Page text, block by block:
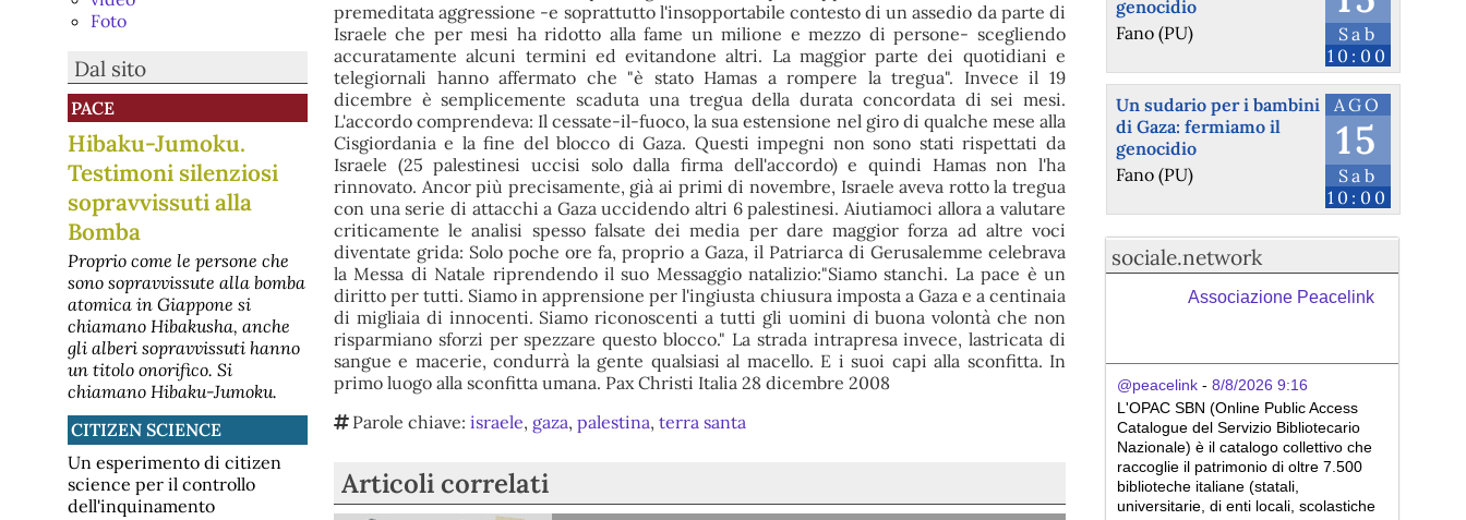
Foto
Dal sito
PACE
Hibaku-Jumoku.
Testimoni silenziosi
sopravvissuti alla
Bomba
Proprio come le persone che
sono sopravvissute alla bomba
atomica in Giappone si
chiamano Hibakusha, anche
gli alberi sopravvissuti hanno
un titolo onorifico. Si
chiamano Hibaku-Jumoku.
CITIZEN SCIENCE
Un esperimento di citizen
science per il controllo
dell'inquinamento
premeditata aggressione -e soprattutto l'insopportabile contesto di un assedio da parte di
Israele che per mesi ha ridotto alla fame un milione e mezzo di persone- scegliendo
accuratamente alcuni termini ed evitandone altri. La maggior parte dei quotidiani e
telegiornali hanno affermato che "è stato Hamas a rompere la tregua". Invece il 19
dicembre è semplicemente scaduta una tregua della durata concordata di sei mesi.
L'accordo comprendeva: Il cessate-il-fuoco, la sua estensione nel giro di qualche mese alla
Cisgiordania e la fine del blocco di Gaza. Questi impegni non sono stati rispettati da
Israele (25 palestinesi uccisi solo dalla firma dell'accordo) e quindi Hamas non l'ha
rinnovato. Ancor più precisamente, già ai primi di novembre, Israele aveva rotto la tregua
con una serie di attacchi a Gaza uccidendo altri 6 palestinesi. Aiutiamoci allora a valutare
criticamente le analisi spesso falsate dei media per dare maggior forza ad altre voci
diventate grida: Solo poche ore fa, proprio a Gaza, il Patriarca di Gerusalemme celebrava
la Messa di Natale riprendendo il suo Messaggio natalizio:"Siamo stanchi. La pace è un
diritto per tutti. Siamo in apprensione per l'ingiusta chiusura imposta a Gaza e a centinaia
di migliaia di innocenti. Siamo riconoscenti a tutti gli uomini di buona volontà che non
risparmiano sforzi per spezzare questo blocco." La strada intrapresa invece, lastricata di
sangue e macerie, condurrà la gente qualsiasi al macello. E i suoi capi alla sconfitta. In
primo luogo alla sconfitta umana. Pax Christi Italia 28 dicembre 2008
Parole chiave:israele, gaza,palestina,terra santa
Articoli correlati
Sab
10:00
genocidio
Fano (PU)
AGO
15
Sab
10:00
Un sudario per i bambini
di Gaza: fermiamo il
genocidio
Fano (PU)
sociale.network
Associazione Peacelink
@peacelink - 8/8/2026 9:16
L'OPAC SBN (Online Public Access
Catalogue del Servizio Bibliotecario
Nazionale) è il catalogo collettivo che
raccoglie il patrimonio di oltre 7.500
biblioteche italiane (statali,
universitarie, di enti locali, scolastiche